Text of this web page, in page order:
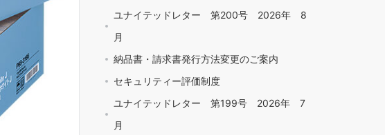
ユナイテッドレター 第200号 2026年 8
月
納品書・請求書発行方法変更のご案内
セキュリティー評価制度
ユナイテッドレター 第199号 2026年 7
月